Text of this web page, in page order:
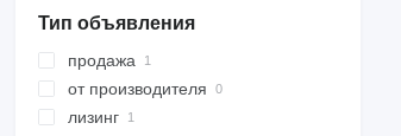
Тип объявления
продажа
от производителя
лизинг